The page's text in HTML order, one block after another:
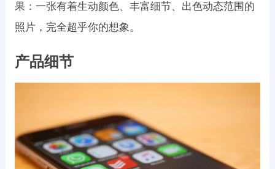
果：一张有着生动颜色、丰富细节、出色动态范围的
照片，完全超乎你的想象。
产品细节